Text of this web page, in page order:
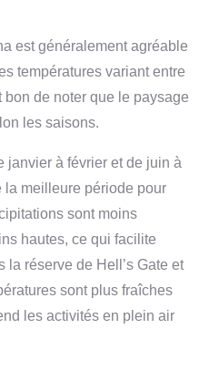
est généralement agréable
températures variant entre
bon de noter que le paysage
les saisons.
janvier à février et de juin à
la meilleure période pour
sont moins
hautes, ce qui facilite
la réserve de Hell’s Gate et
sont plus fraîches
les activités en plein air